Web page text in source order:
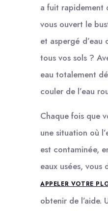
a fuit rapidement
vous ouvert le
et aspergé d’eau
tous vos sols ?
eau totalement
couler de l’eau
Chaque fois que
une situation où
est contaminée,
eaux usées, vous
APPELER VOTRE
obtenir de l’aide.